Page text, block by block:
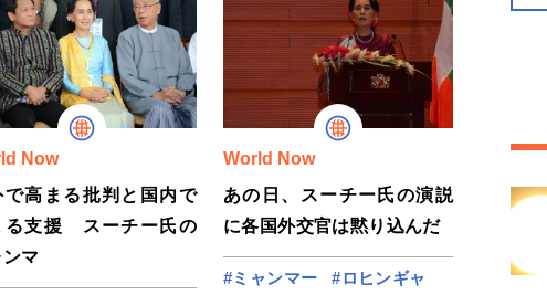
Now
で高まる批判と国内で
る支援 スーチー氏の
マ
World Now
あの日、スーチー氏の演説
に各国外交官は黙り込んだ
#ミャンマー
#ロヒンギャ